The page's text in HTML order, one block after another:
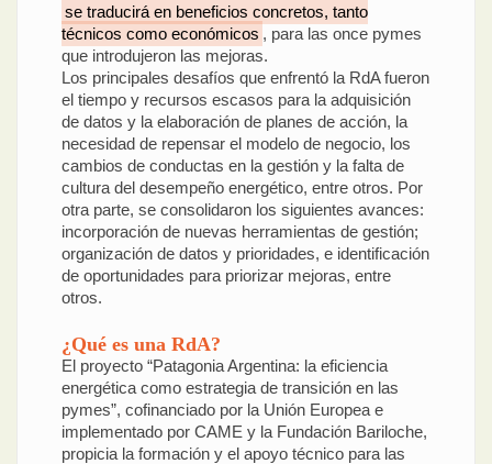
se traducirá en beneficios concretos, tanto
técnicos como económicos , para las once pymes
que introdujeron las mejoras.
Los principales desafíos que enfrentó la RdA fueron
el tiempo y recursos escasos para la adquisición
de datos y la elaboración de planes de acción, la
necesidad de repensar el modelo de negocio, los
cambios de conductas en la gestión y la falta de
cultura del desempeño energético, entre otros. Por
otra parte, se consolidaron los siguientes avances:
incorporación de nuevas herramientas de gestión;
organización de datos y prioridades, e identificación
de oportunidades para priorizar mejoras, entre
otros.
¿Qué es una RdA?
El proyecto “Patagonia Argentina: la eficiencia
energética como estrategia de transición en las
pymes”, cofinanciado por la Unión Europea e
implementado por CAME y la Fundación Bariloche,
propicia la formación y el apoyo técnico para las